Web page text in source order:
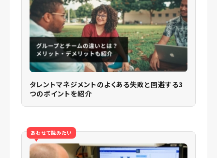
タレントマネジメントのよくある失敗と回避する3
つのポイントを紹介
あわせて読みたい